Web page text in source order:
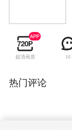
超清画质 16
热门评论